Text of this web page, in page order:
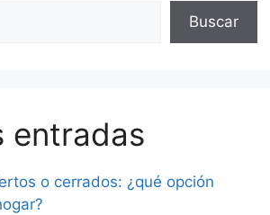
Buscar
entradas
o cerrados: ¿qué opción